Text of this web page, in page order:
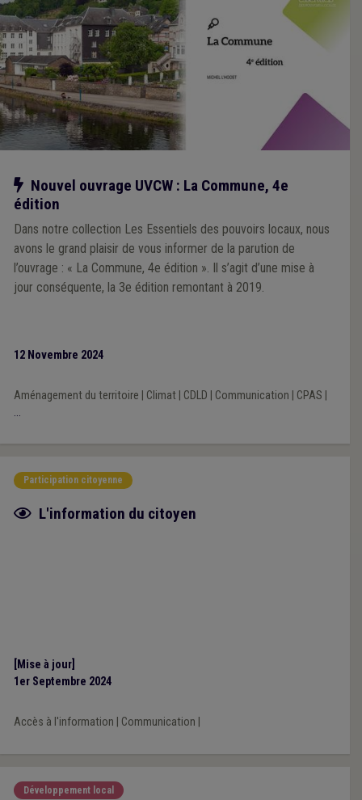
Notre action
Nouvel ouvrage UVCW : La Commune, 4e
édition
Dans notre collection Les Essentiels des pouvoirs locaux, nous
avons le grand plaisir de vous informer de la parution de
l’ouvrage : « La Commune, 4e édition ». Il s’agit d’une mise à
jour conséquente, la 3e édition remontant à 2019.
12 Novembre 2024
Aménagement du territoire Climat| CDLD Communication CPAS
...
Participation citoyenne
Fiche focus
L'information du citoyen
[Mise à jour]
1er Septembre 2024
Accès à l'information Communication
Développement local